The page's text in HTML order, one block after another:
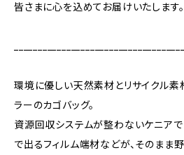
皆さまに心を込めてお届けいたします。
環境に優しい天然素材とリサイクル素
ラーのカゴバッグ。
資源回収システムが整わないケニア
で出るフィルム端材などが、そのまま